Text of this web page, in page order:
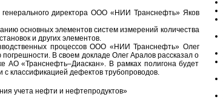
директора ООО «НИИ Транснефть» Яков
основных элементов систем измерений количества
и других элементов.
процессов ООО «НИИ Транснефть» Олег
В своем докладе Олег Аралов рассказал о
АО «Транснефть–Диаскан». В рамках полигона будет
с классификацией дефектов трубопроводов.